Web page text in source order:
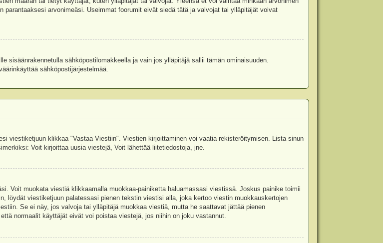
arvonimeäsi. Useimmat foorumit eivät siedä tätä ja valvojat tai ylläpitäjät voivat
sisäänrakennetulla sähköpostilomakkeella ja vain jos ylläpitäjä sallii tämän ominaisuuden.
sähköpostijärjestelmää.
viestiketjuun klikkaa "Vastaa Viestiin". Viestien kirjoittaminen voi vaatia rekisteröitymisen. Lista sinun
Voit kirjoittaa uusia viestejä, Voit lähettää liitetiedostoja, jne.
Voit muokata viestiä klikkaamalla muokkaa-painiketta haluamassasi viestissä. Joskus painike toimii
löydät viestiketjuun palatessasi pienen tekstin viestisi alla, joka kertoo viestin muokkauskertojen
Se ei näy, jos valvoja tai ylläpitäjä muokkaa viestiä, mutta he saattavat jättää pienen
normaalit käyttäjät eivät voi poistaa viestejä, jos niihin on joku vastannut.